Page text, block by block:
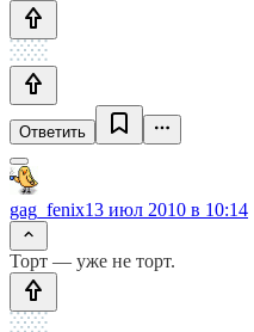
Ответить
gag_fenix13 июл 2010 в 10:14
Торт — уже не торт.